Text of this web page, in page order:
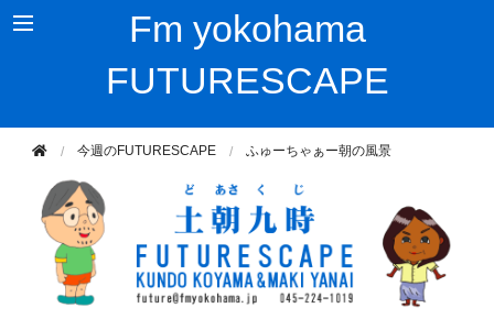
Fm yokohama
FUTURESCAPE
今週のFUTURESCAPE ふゅーちゃぁー朝の風景